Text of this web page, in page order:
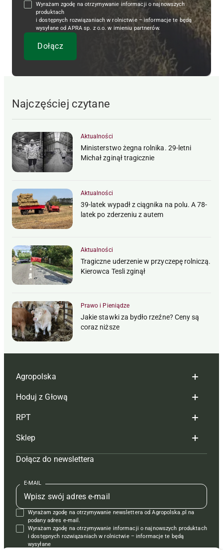
Wyrażam zgodę na otrzymywanie informacji o najnowszych
produktach
i dostępnych rozwiązaniach w rolnictwie – informacje te będą
wysyłane od APRA sp. z o.o. w imieniu partnerów.
Najczęściej czytane
Aktualności
Ministerstwo żegna rolnika. 29-letni
Michał zginął tragicznie
Aktualności
39-latek wypadł z ciągnika na polu. A 78-
latek po zderzeniu z autem
Aktualności
Tragiczne uderzenie w przyczepę rolniczą.
Kierowca Tesli zginął
Prawo i Pieniądze
Jakie stawki za bydło rzeźne? Ceny są
coraz niższe
Agropolska
Redakcja
Reklama
Tagi
Mapa serwisu
Kontakt
Regulamin
Polityka prywatności
Hoduj z Głową
Hoduj z głową bydło
Hoduj z głową świnie
Prenumerata
Redakcja
Kontakt
Reklama
RPT
Redakcja
Prenumerata
Reklama
Kontakt
Krzyżówki
Sklep
Czasopisma i prenumerata
Książki
Regulamin
Dołącz do newslettera
E-MAIL
Wyrażam zgodę na otrzymywanie newslettera od Agropolska.pl na
podany adres e-mail.
Wyrażam zgodę na otrzymywanie informacji o najnowszych produktach
i dostępnych rozwiązaniach w rolnictwie – informacje te będą
wysyłane